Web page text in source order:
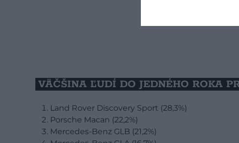
VÄČŠINA ĽUDÍ DO JEDNÉHO ROKA
Land Rover Discovery Sport (28,3%)
Porsche Macan (22,2%)
Mercedes-Benz GLB (21,2%)